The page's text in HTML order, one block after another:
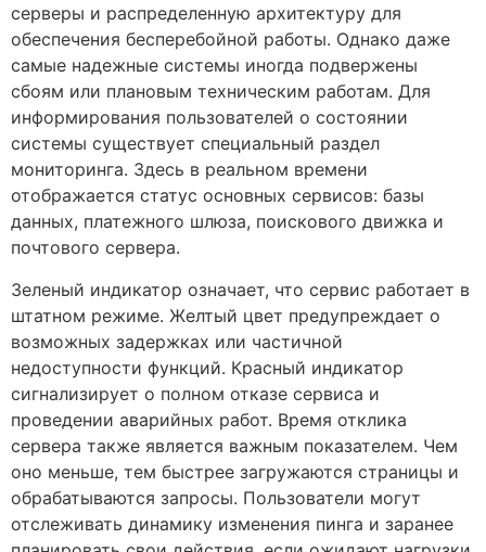
серверы и распределенную архитектуру для
обеспечения бесперебойной работы. Однако даже
самые надежные системы иногда подвержены
сбоям или плановым техническим работам. Для
информирования пользователей о состоянии
системы существует специальный раздел
мониторинга. Здесь в реальном времени
отображается статус основных сервисов: базы
данных, платежного шлюза, поискового движка и
почтового сервера.
Зеленый индикатор означает, что сервис работает в
штатном режиме. Желтый цвет предупреждает о
возможных задержках или частичной
недоступности функций. Красный индикатор
сигнализирует о полном отказе сервиса и
проведении аварийных работ. Время отклика
сервера также является важным показателем. Чем
оно меньше, тем быстрее загружаются страницы и
обрабатываются запросы. Пользователи могут
отслеживать динамику изменения пинга и заранее